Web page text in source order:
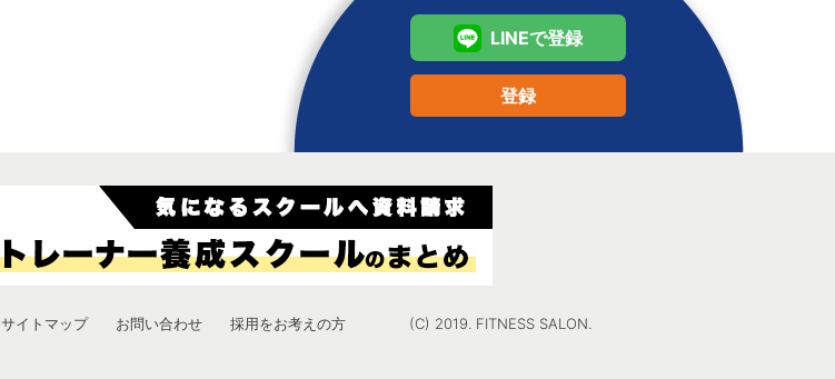
LINEで登録
登録
サイトマップ お問い合わせ 採用をお考えの方 (C) 2019. FITNESS SALON.